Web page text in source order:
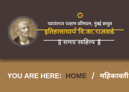
YOU ARE HERE: HOME /